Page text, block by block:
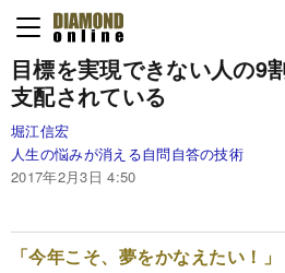
目標を実現できない人の9割
支配されている
堀江信宏
人生の悩みが消える自問自答の技術
2017年2月3日 4:50
「今年こそ、夢をかなえたい！